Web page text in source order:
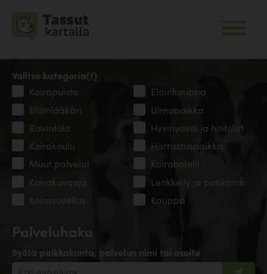
Palveluhaku
Syötä paikkakunta, palvelun nimi tai osoite
Valitse kategoria(t)
Koirapuisto
Eläinkauppa
Eläinlääkäri
Uimapaikka
Ravintola
Hyvinvointi ja hoitolat
Koirakoulu
Harrastuspaikka
Muut palvelut
Koirahotelli
Koirakuvaaja
Lenkkeily ja patikointi
Koirasovellus
Kauppa